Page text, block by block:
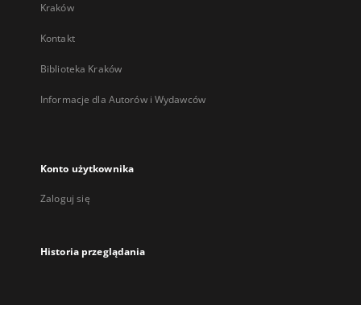
Kraków
Kontakt
Biblioteka Kraków
Informacje dla Autorów i Wydawców
Konto użytkownika
Zaloguj się
Historia przeglądania